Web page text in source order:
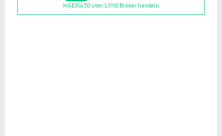
HAEMATO über LYNX Broker handeln